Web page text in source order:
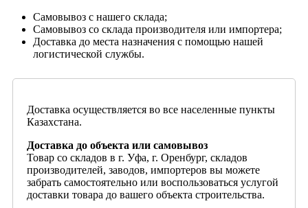
Самовывоз с нашего склада;
Самовывоз со склада производителя или импортера;
Доставка до места назначения с помощью нашей
логистической службы.
Доставка осуществляется во все населенные пункты
Казахстана.
Доставка до объекта или самовывоз
Товар со складов в г. Уфа, г. Оренбург, складов
производителей, заводов, импортеров вы можете
забрать самостоятельно или воспользоваться услугой
доставки товара до вашего объекта строительства.